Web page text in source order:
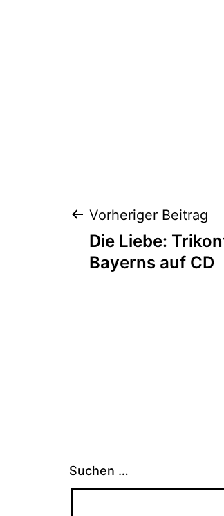
Vorheriger Beitrag
Die Liebe:
Bayerns auf CD
Suchen …